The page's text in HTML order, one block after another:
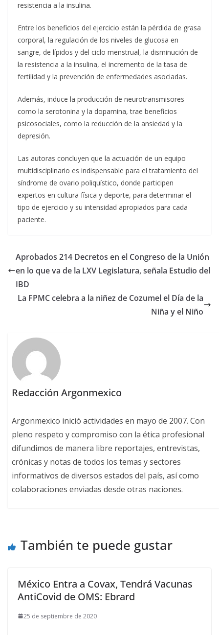
resistencia a la insulina.
Entre los beneficios del ejercicio están la pérdida de grasa
corporal, la regulación de los niveles de glucosa en
sangre, de lípidos y del ciclo menstrual, la disminución de
la resistencia a la insulina, el incremento de la tasa de
fertilidad y la prevención de enfermedades asociadas.
Además, induce la producción de neurotransmisores
como la serotonina y la dopamina, trae beneficios
psicosociales, como la reducción de la ansiedad y la
depresión.
Las autoras concluyen que la actuación de un equipo
multidisciplinario es indispensable para el tratamiento del
síndrome de ovario poliquístico, donde participen
expertos en cultura física y deporte, para determinar el
tipo de ejercicio y su intensidad apropiados para cada
paciente.
Aprobados 214 Decretos en el Congreso de la Unión
en lo que va de la LXV Legislatura, señala Estudio del
IBD
La FPMC celebra a la niñez de Cozumel el Día de la
Niña y el Niño
Redacción Argonmexico
Argonmexico inició actividades en mayo de 2007. Con
pleno respeto y compromiso con la ética profesional
difundimos de manera libre reportajes, entrevistas,
crónicas y notas de todos los temas y sectores
informativos de diversos estados del país, así como
colaboraciones enviadas desde otras naciones.
También te puede gustar
México Entra a Covax, Tendrá Vacunas
AntiCovid de OMS: Ebrard
25 de septiembre de 2020